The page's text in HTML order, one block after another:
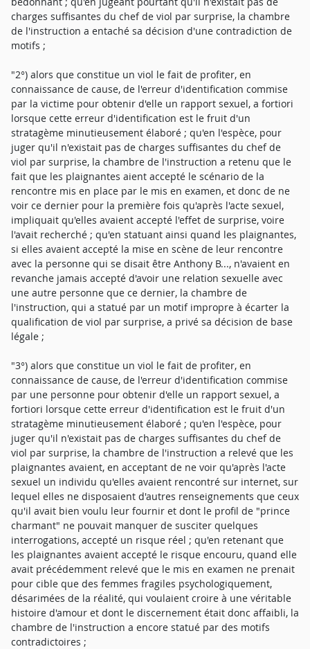
charges suffisantes du chef de viol par surprise, la chambre
de l'instruction a entaché sa décision d'une contradiction de
motifs ;
"2°) alors que constitue un viol le fait de profiter, en
connaissance de cause, de l'erreur d'identification commise
par la victime pour obtenir d'elle un rapport sexuel, a fortiori
lorsque cette erreur d'identification est le fruit d'un
stratagème minutieusement élaboré ; qu'en l'espèce, pour
juger qu'il n'existait pas de charges suffisantes du chef de
viol par surprise, la chambre de l'instruction a retenu que le
fait que les plaignantes aient accepté le scénario de la
rencontre mis en place par le mis en examen, et donc de ne
voir ce dernier pour la première fois qu'après l'acte sexuel,
impliquait qu'elles avaient accepté l'effet de surprise, voire
l'avait recherché ; qu'en statuant ainsi quand les plaignantes,
si elles avaient accepté la mise en scène de leur rencontre
avec la personne qui se disait être Anthony B..., n'avaient en
revanche jamais accepté d'avoir une relation sexuelle avec
une autre personne que ce dernier, la chambre de
l'instruction, qui a statué par un motif impropre à écarter la
qualification de viol par surprise, a privé sa décision de base
légale ;
"3°) alors que constitue un viol le fait de profiter, en
connaissance de cause, de l'erreur d'identification commise
par une personne pour obtenir d'elle un rapport sexuel, a
fortiori lorsque cette erreur d'identification est le fruit d'un
stratagème minutieusement élaboré ; qu'en l'espèce, pour
juger qu'il n'existait pas de charges suffisantes du chef de
viol par surprise, la chambre de l'instruction a relevé que les
plaignantes avaient, en acceptant de ne voir qu'après l'acte
sexuel un individu qu'elles avaient rencontré sur internet, sur
lequel elles ne disposaient d'autres renseignements que ceux
qu'il avait bien voulu leur fournir et dont le profil de "prince
charmant" ne pouvait manquer de susciter quelques
interrogations, accepté un risque réel ; qu'en retenant que
les plaignantes avaient accepté le risque encouru, quand elle
avait précédemment relevé que le mis en examen ne prenait
pour cible que des femmes fragiles psychologiquement,
désarimées de la réalité, qui voulaient croire à une véritable
histoire d'amour et dont le discernement était donc affaibli, la
chambre de l'instruction a encore statué par des motifs
contradictoires ;